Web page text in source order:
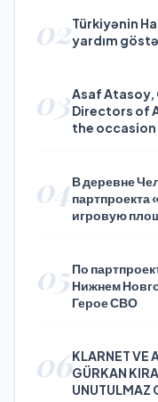
02Türkiyənin
yardım
03Asaf Atasoy,
Directors of
the occasion
04В деревне
партпроекта
игровую
05По
Нижнем
Герое СВО
06KLARNET VE
GÜRKAN
UNUTULMAZ